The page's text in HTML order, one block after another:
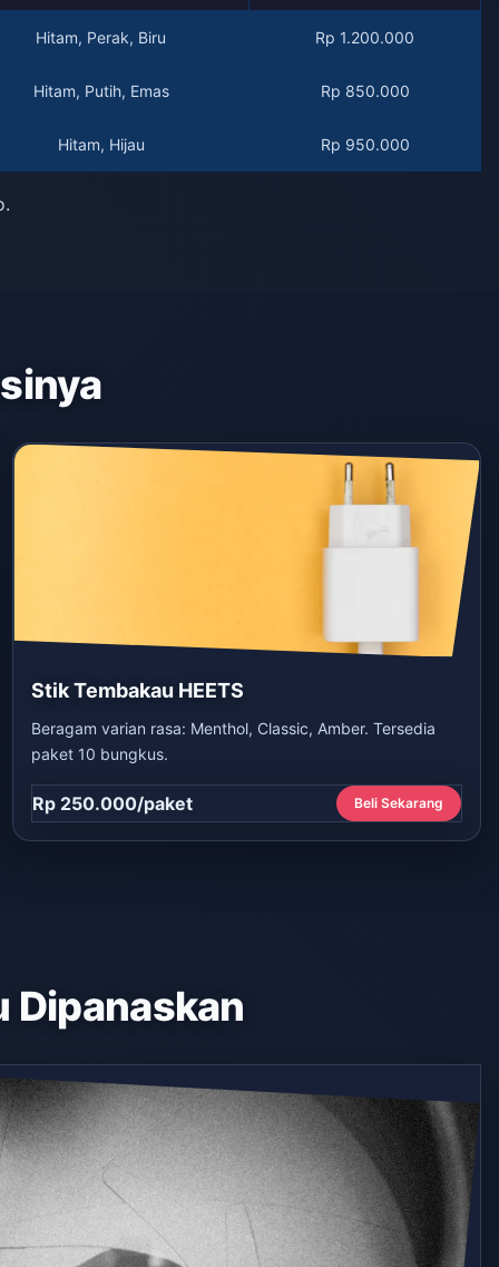
Hitam, Perak, Biru Rp 1.200.000
Hitam, Putih, Emas Rp 850.000
Hitam, Hijau Rp 950.000
Stik Tembakau HEETS
Beragam varian rasa: Menthol, Classic, Amber. Tersedia
paket 10 bungkus.
Rp 250.000/paket Beli Sekarang
Dipanaskan